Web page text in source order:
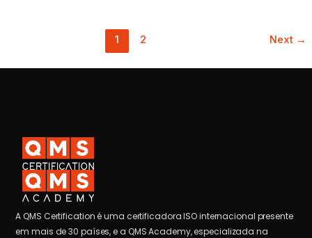
1 2 Next →
A QMS Certification é uma certificadora ISO internacional presente
em mais de 30 países, e a QMS Academy, especializada na